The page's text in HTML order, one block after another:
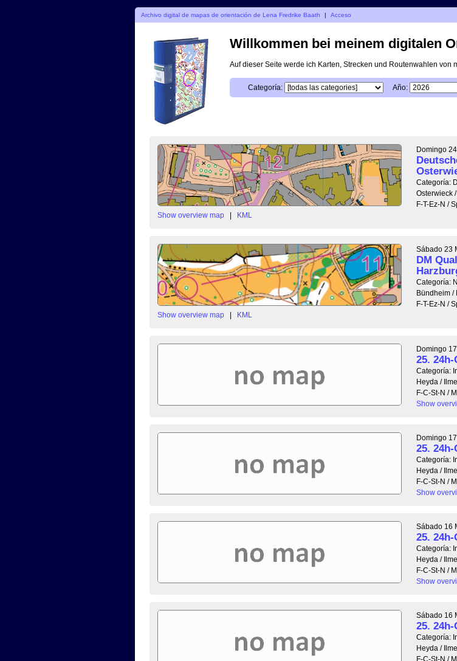
Archivo digital de mapas de orientación de Lena Fredrike Baath | Acceso
Willkommen bei meinem digitalen
Auf dieser Seite werde ich Karten, Strecken und Routenwahlen von
Categoría: Año:
Domingo
Categoría:
Osterwieck
F-T-Ez-N /
Show overview map
| KML
Sábado 23
DM
Categoría:
Bündheim /
F-T-Ez-N /
Show overview map
| KML
Domingo
25. 24h-
Categoría:
Heyda /
F-C-St-N /
Show
Domingo
25. 24h-
Categoría:
Heyda /
F-C-St-N /
Show
Sábado 16
25. 24h-
Categoría:
Heyda /
F-C-St-N /
Show
Sábado 16
25. 24h-
Categoría:
Heyda /
F-C-St-N /